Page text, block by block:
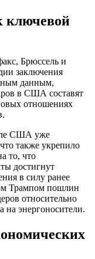
ключевой
Брюссель и
заключения
данным,
в США составят
отношениях
США уже
также укрепило
то, что
достигнут
в силу ранее
Трампом пошлин
относительно
на энергоносители.